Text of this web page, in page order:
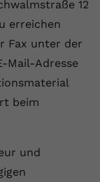
12
erreichen
Fax unter der
Mail-Adresse
beim
und
zu
YouTube-